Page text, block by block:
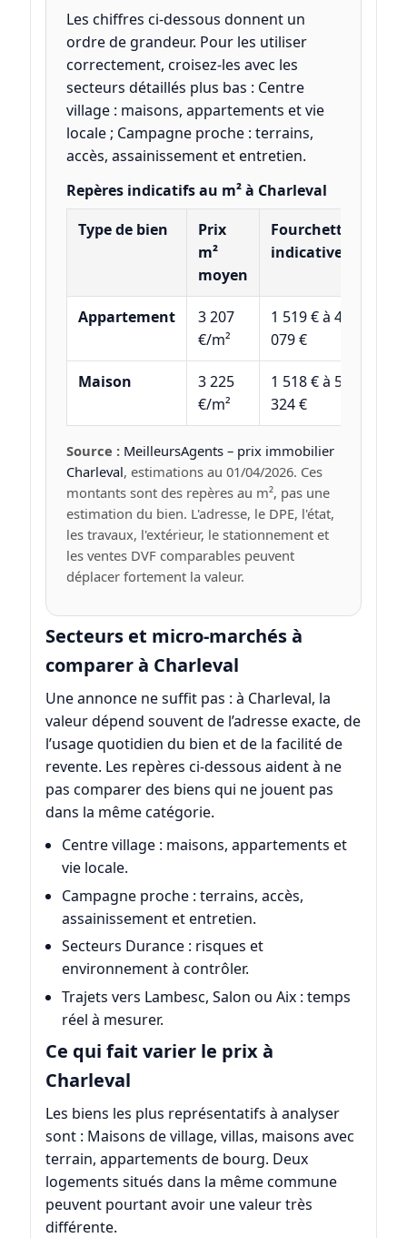
Les chiffres ci-dessous donnent un
ordre de grandeur. Pour les utiliser
correctement, croisez-les avec les
secteurs détaillés plus bas : Centre
village : maisons, appartements et vie
locale ; Campagne proche : terrains,
accès, assainissement et entretien.
Repères indicatifs au m² à Charleval
Type de bien
Prix
m²
moyen
Fourchette
indicative
Appartement
3 207
€/m²
1 519 € à 4
079 €
Maison
3 225
€/m²
1 518 € à 5
324 €
Source : MeilleursAgents – prix immobilier
Charleval, estimations au 01/04/2026. Ces
montants sont des repères au m², pas une
estimation du bien. L'adresse, le DPE, l'état,
les travaux, l'extérieur, le stationnement et
les ventes DVF comparables peuvent
déplacer fortement la valeur.
Secteurs et micro-marchés à
comparer à Charleval
Une annonce ne suffit pas : à Charleval, la
valeur dépend souvent de l’adresse exacte, de
l’usage quotidien du bien et de la facilité de
revente. Les repères ci-dessous aident à ne
pas comparer des biens qui ne jouent pas
dans la même catégorie.
Centre village : maisons, appartements et
vie locale.
Campagne proche : terrains, accès,
assainissement et entretien.
Secteurs Durance : risques et
environnement à contrôler.
Trajets vers Lambesc, Salon ou Aix : temps
réel à mesurer.
Ce qui fait varier le prix à
Charleval
Les biens les plus représentatifs à analyser
sont : Maisons de village, villas, maisons avec
terrain, appartements de bourg. Deux
logements situés dans la même commune
peuvent pourtant avoir une valeur très
différente.